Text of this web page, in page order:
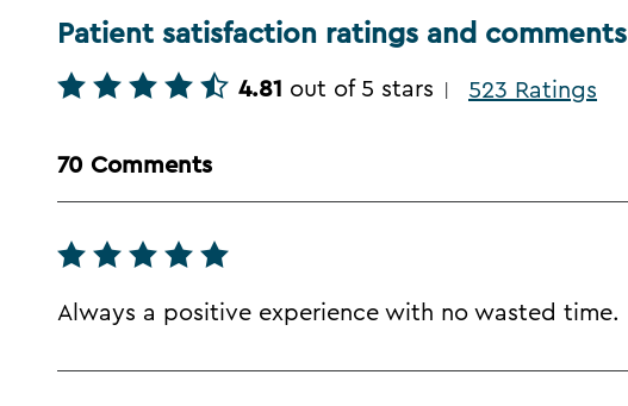
Patient satisfaction ratings and comments
4.81 out of 5 stars 523 Ratings
70 Comments
Always a positive experience with no wasted time.